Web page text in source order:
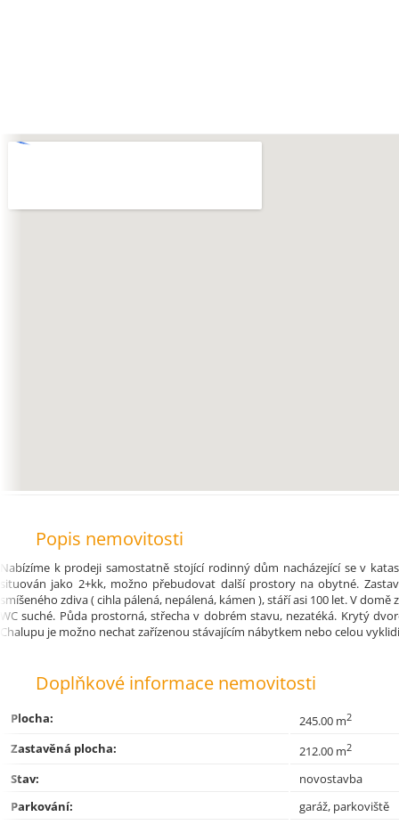
Popis nemovitosti
Nabízíme k prodeji samostatně stojící rodinný dům nacházející se v
situován jako 2+kk, možno přebudovat další prostory na obytné.
smíšeného zdiva ( cihla pálená, nepálená, kámen ), stáří asi 100 let. V
WC suché. Půda prostorná, střecha v dobrém stavu, nezatéká. Krytý
Chalupu je možno nechat zařízenou stávajícím nábytkem nebo celou
Doplňkové informace nemovitosti
Plocha: 245.00 m2
Zastavěná plocha: 212.00 m2
Stav:
novostavba
Parkování:
garáž, parkoviště